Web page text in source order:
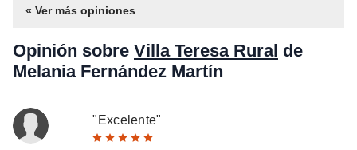
« Ver más opiniones
Opinión sobre Villa Teresa Rural de
Melania Fernández Martín
" Excelente"